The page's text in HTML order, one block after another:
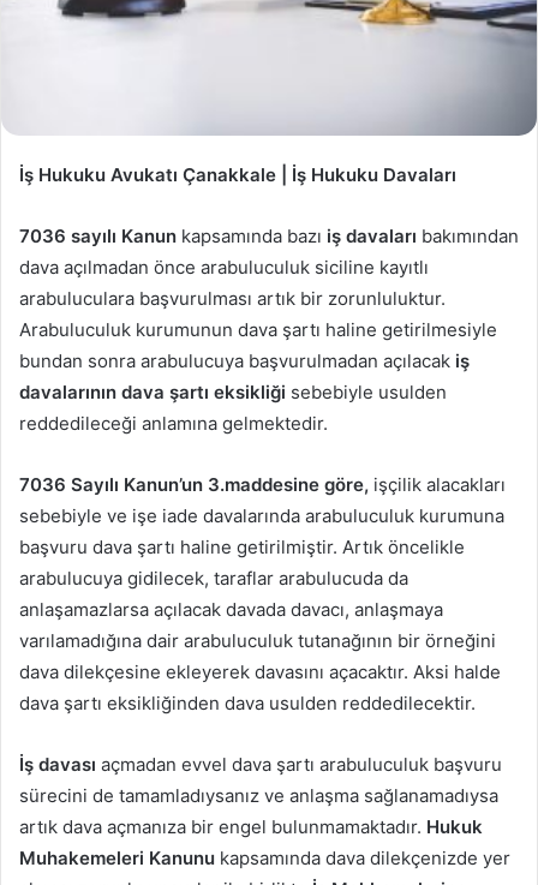
İş Hukuku Avukatı Çanakkale | İş Hukuku Davaları
7036 sayılı Kanun kapsamında bazı iş davaları bakımından
dava açılmadan önce arabuluculuk siciline kayıtlı
arabuluculara başvurulması artık bir zorunluluktur.
Arabuluculuk kurumunun dava şartı haline getirilmesiyle
bundan sonra arabulucuya başvurulmadan açılacak iş
davalarının dava şartı eksikliği sebebiyle usulden
reddedileceği anlamına gelmektedir.
7036 Sayılı Kanun’un 3.maddesine göre, işçilik alacakları
sebebiyle ve işe iade davalarında arabuluculuk kurumuna
başvuru dava şartı haline getirilmiştir. Artık öncelikle
arabulucuya gidilecek, taraflar arabulucuda da
anlaşamazlarsa açılacak davada davacı, anlaşmaya
varılamadığına dair arabuluculuk tutanağının bir örneğini
dava dilekçesine ekleyerek davasını açacaktır. Aksi halde
dava şartı eksikliğinden dava usulden reddedilecektir.
İş davası açmadan evvel dava şartı arabuluculuk başvuru
sürecini de tamamladıysanız ve anlaşma sağlanamadıysa
artık dava açmanıza bir engel bulunmamaktadır. Hukuk
Muhakemeleri Kanunu kapsamında dava dilekçenizde yer